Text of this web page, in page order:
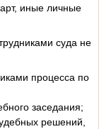
иные личные
суда не
процесса по
заседания;
решений,